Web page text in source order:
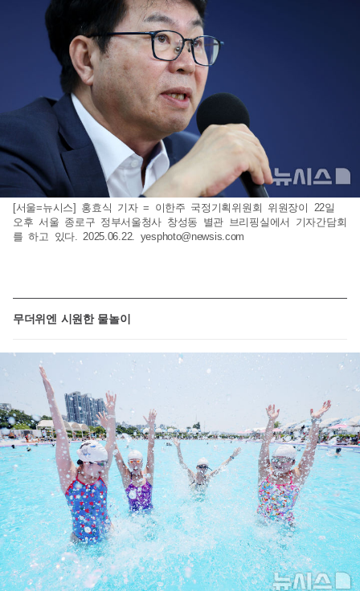
[서울=뉴시스] 홍효식 기자 = 이한주 국정기획위원회 위원장이 22일
오후 서울 종로구 정부서울청사 창성동 별관 브리핑실에서 기자간담회
를 하고 있다. 2025.06.22. yesphoto@newsis.com
무더위엔 시원한 물놀이